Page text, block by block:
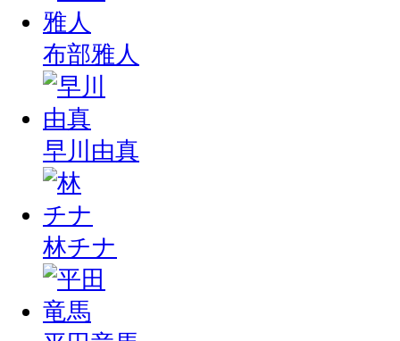
布部雅人
早川由真
林チナ